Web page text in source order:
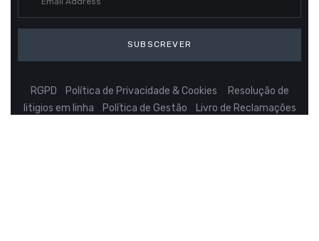
SUBSCREVER
RGPD Política de Privacidade & Cookies
Resolução de
litigios em linha
Política de Gestão Livro de Reclamações